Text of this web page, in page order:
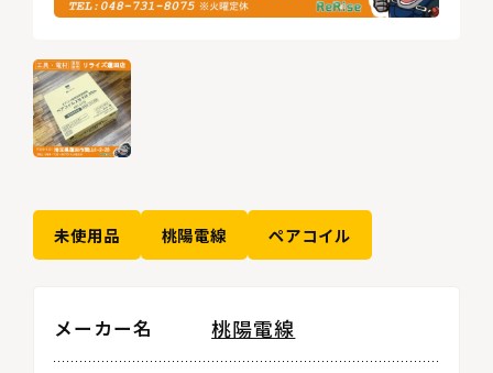
未使用品 桃陽電線 ペアコイル
メーカー名 桃陽電線